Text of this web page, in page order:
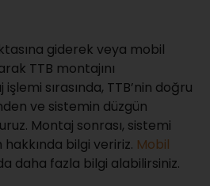
giderek veya mobil
TTB montajını
sırasında, TTB’nin doğru
ve sistemin düzgün
Montaj sonrası, sistemi
bilgi veririz. Mobil
daha fazla bilgi alabilirsiniz.